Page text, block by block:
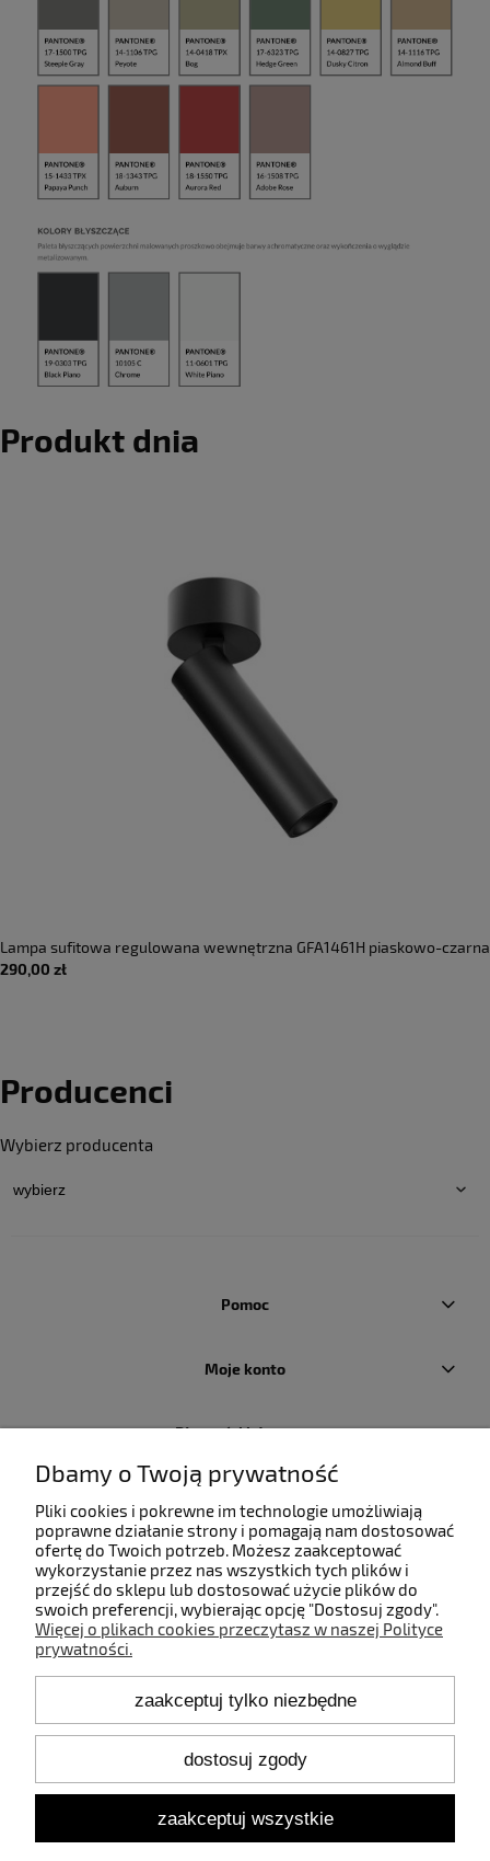
Produkt dnia
sufitowa regulowana wewnętrzna GFA1461H piaskowo-czarna
7W 2700K 500lm 220-240V AC 50-60 Hz 38° IP20 - GEA LUCE
zł
Producenci
Wybierz producenta
Pomoc
Moje konto
Płatności i dostawa
O nas
Kontakt
+48 660 808 853
Pon.-Pt. 9:00-17:00
Sob. 10:00-12:00
shop@idealbodylight.com.pl
Oświetlenie wewnętrzne i zewnętrzne - IBL | Wałbrzyska 11/184,
Dbamy o Twoją prywatność
Pliki cookies i pokrewne im technologie umożliwiają
poprawne działanie strony i pomagają nam dostosować
ofertę do Twoich potrzeb. Możesz zaakceptować
wykorzystanie przez nas wszystkich tych plików i
przejść do sklepu lub dostosować użycie plików do
swoich preferencji, wybierając opcję "Dostosuj zgody".
Więcej o plikach cookies przeczytasz w naszej Polityce
prywatności.
zaakceptuj tylko niezbędne
dostosuj zgody
zaakceptuj wszystkie